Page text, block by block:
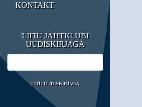
KONTAKT
LIITU JAHTKLUBI
UUDISKIRJAGA
LIITU UUDISKIRJAGA!